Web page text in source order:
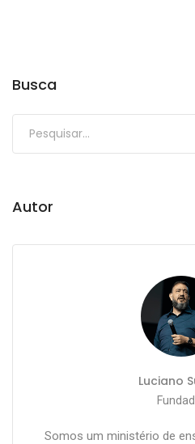
Busca
Autor
Luciano
Somos um ministério de